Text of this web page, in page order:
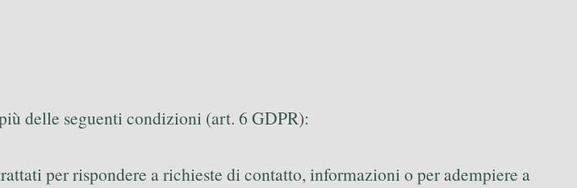
delle seguenti condizioni (art. 6 GDPR):
per rispondere a richieste di contatto, informazioni o per adempiere a